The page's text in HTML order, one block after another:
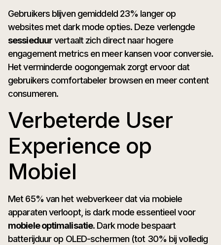
Gebruikers blijven gemiddeld 23% langer op
websites met dark mode opties. Deze verlengde
sessieduurvertaalt zich direct naar hogere
engagement metrics en meer kansen voor conversie.
Het verminderde oogongemak zorgt ervoor dat
gebruikers comfortabeler browsen en meer content
consumeren.
Verbeterde User
Experience op
Mobiel
Met 65% van het webverkeer dat via mobiele
apparaten verloopt, is dark mode essentieel voor
mobiele optimalisatie. Dark mode bespaart
batterijduur op OLED-schermen (tot 30% bij volledig